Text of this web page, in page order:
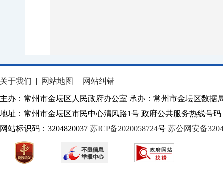
关于我们 | 网站地图 | 网站纠错
主办：常州市金坛区人民政府办公室 承办：常州市金坛区数据
地址：常州市金坛区市民中心清风路1号 政府公共服务热线号码
网站标识码：3204820037 苏ICP备2020058724号 苏公网安备